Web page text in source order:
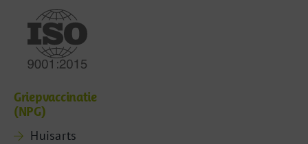
Griepvaccinatie
(NPG)
Huisarts